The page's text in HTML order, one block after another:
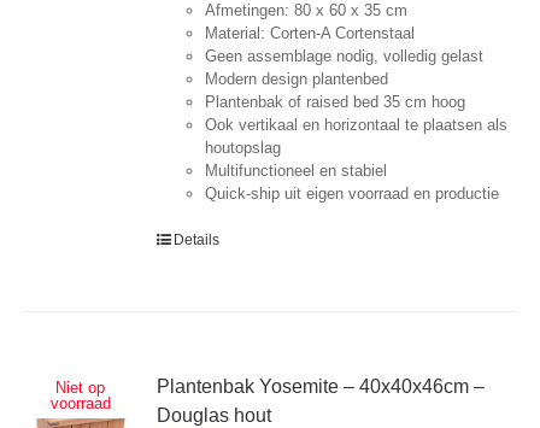
Afmetingen: 80 x 60 x 35 cm
Material: Corten-A Cortenstaal
Geen assemblage nodig, volledig gelast
Modern design plantenbed
Plantenbak of raised bed 35 cm hoog
Ook vertikaal en horizontaal te plaatsen als
houtopslag
Multifunctioneel en stabiel
Quick-ship uit eigen voorraad en productie
Details
Niet op
voorraad
Plantenbak Yosemite – 40x40x46cm –
Douglas hout